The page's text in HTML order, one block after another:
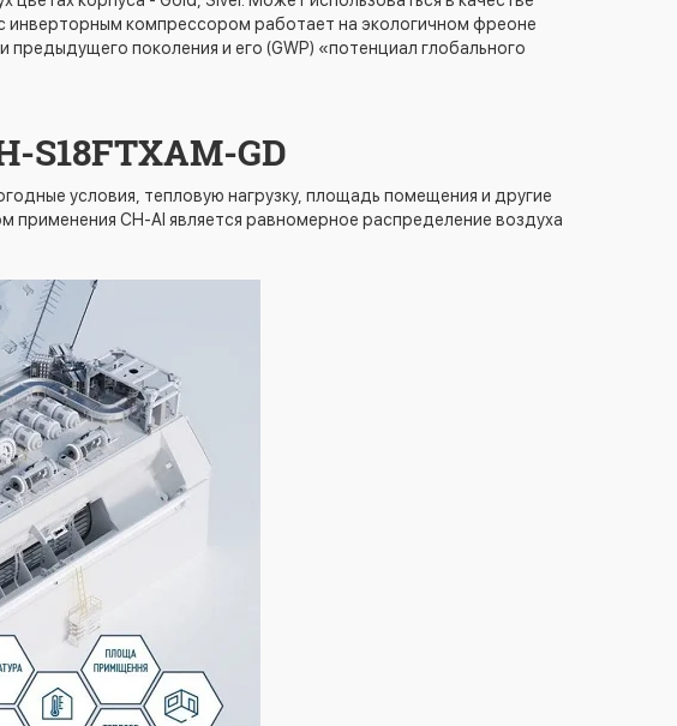
инверторным компрессором работает на экологичном фреоне
поколения и его (GWP) «потенциал глобального
S18FTXAM-GD
условия, тепловую нагрузку, площадь помещения и другие
CH-AI является равномерное распределение воздуха